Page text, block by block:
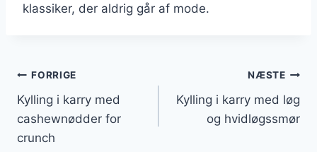
klassiker, der aldrig går af mode.
Indlægsnavigation
FORRIGE
Kylling i karry med
cashewnødder for
crunch
NÆSTE
Kylling i karry med løg
og hvidløgssmør